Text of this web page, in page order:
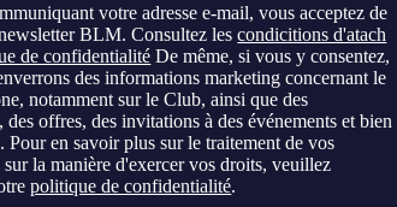
votre adresse e-mail, vous acceptez de
BLM. Consultez lescondicitions d'atach
de confidentialité De même, si vous y consentez,
des informations marketing concernant le
notamment sur le Club, ainsi que des
des offres, des invitations à des événements et bien
Pour en savoir plus sur le traitement de vos
sur la manière d'exercer vos droits, veuillez
politique de confidentialité.